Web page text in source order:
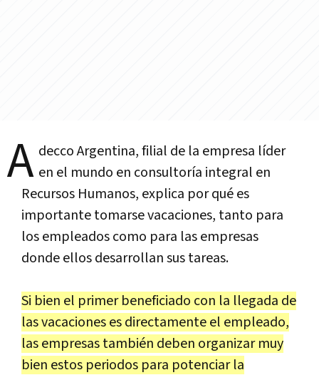
A decco Argentina, filial de la empresa líder
en el mundo en consultoría integral en
Recursos Humanos, explica por qué es
importante tomarse vacaciones, tanto para
los empleados como para las empresas
donde ellos desarrollan sus tareas.
Si bien el primer beneficiado con la llegada de
las vacaciones es directamente el empleado,
las empresas también deben organizar muy
bien estos periodos para potenciar la